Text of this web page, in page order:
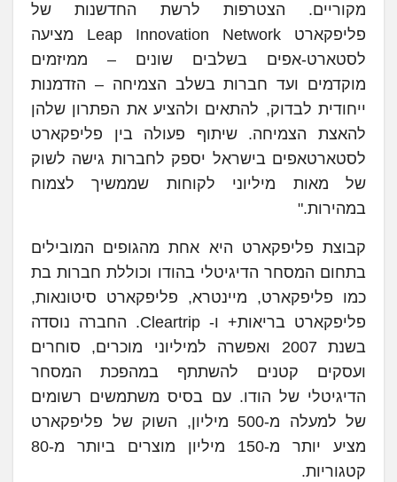
מקוריים. הצטרפות לרשת החדשנות של
פליפקארט Leap Innovation Network מציעה
לסטארט-אפים בשלבים שונים – ממיזמים
מוקדמים ועד חברות בשלב הצמיחה – הזדמנות
ייחודית לבדוק, להתאים ולהציע את הפתרון שלהן
להאצת הצמיחה. שיתוף פעולה בין פליפקארט
לסטארטאפים בישראל יספק לחברות גישה לשוק
של מאות מיליוני לקוחות שממשיך לצמוח
במהירות."
קבוצת פליפקארט היא אחת מהגופים המובילים
בתחום המסחר הדיגיטלי בהודו וכוללת חברות בת
כמו פליפקארט, מיינטרא, פליפקארט סיטונאות,
פליפקארט בריאות+ ו- Cleartrip. החברה נוסדה
בשנת 2007 ואפשרה למיליוני מוכרים, סוחרים
ועסקים קטנים להשתתף במהפכת המסחר
הדיגיטלי של הודו. עם בסיס משתמשים רשומים
של למעלה מ-500 מיליון, השוק של פליפקארט
מציע יותר מ-150 מיליון מוצרים ביותר מ-80
קטגוריות.